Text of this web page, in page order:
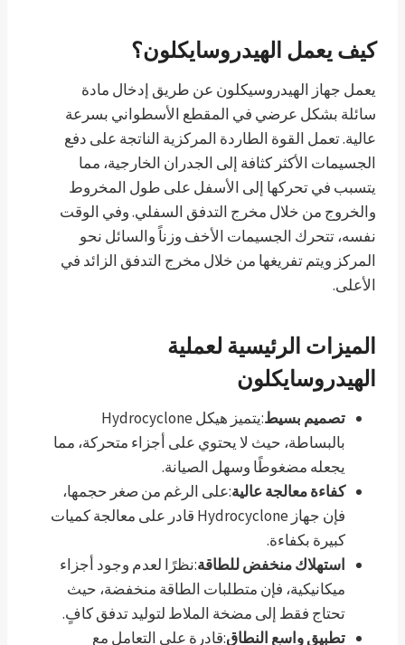
كيف يعمل الهيدروسايكلون؟
يعمل جهاز الهيدروسيكلون عن طريق إدخال مادة
سائلة بشكل عرضي في المقطع الأسطواني بسرعة
عالية. تعمل القوة الطاردة المركزية الناتجة على دفع
الجسيمات الأكثر كثافة إلى الجدران الخارجية، مما
يتسبب في تحركها إلى الأسفل على طول المخروط
والخروج من خلال مخرج التدفق السفلي. وفي الوقت
نفسه، تتحرك الجسيمات الأخف وزناً والسائل نحو
المركز ويتم تفريغها من خلال مخرج التدفق الزائد في
الأعلى.
الميزات الرئيسية لعملية
الهيدروسايكلون
تصميم بسيط
:يتميز هيكل Hydrocyclone
بالبساطة، حيث لا يحتوي على أجزاء متحركة، مما
يجعله مضغوطًا وسهل الصيانة.
كفاءة معالجة عالية:على الرغم من صغر حجمها،
فإن جهاز Hydrocyclone قادر على معالجة كميات
كبيرة بكفاءة.
استهلاك منخفض للطاقة:نظرًا لعدم وجود أجزاء
ميكانيكية، فإن متطلبات الطاقة منخفضة، حيث
تحتاج فقط إلى مضخة الملاط لتوليد تدفق كافٍ.
تطبيق واسع النطاق:قادرة على التعامل مع